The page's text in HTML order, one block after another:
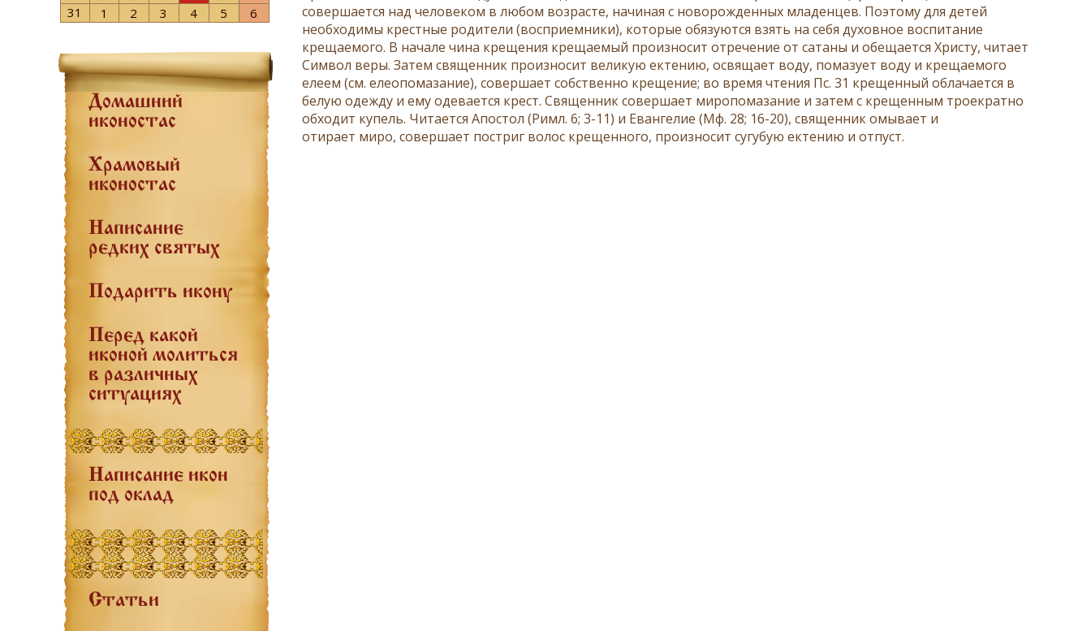
31
1 2 3 4 5 6
Домашний
иконостас
Храмовый
иконостас
Написание
редких святых
Подарить икону
Перед какой
иконой молиться
в различных
ситуациях
Написание икон
под оклад
Статьи
совершается над человеком в любом возрасте, начиная с новорожденных младенцев. Поэтому для детей
необходимы крестные родители (восприемники), которые обязуются взять на себя духовное воспитание
крещаемого. В начале чина крещения крещаемый произносит отречение от сатаны и обещается Христу, читает
Символ веры. Затем священник произносит великую ектению, освящает воду, помазует воду и крещаемого
елеем (см. елеопомазание), совершает собственно крещение; во время чтения Пс. 31 крещенный облачается в
белую одежду и ему одевается крест. Священник совершает миропомазание и затем с крещенным троекратно
обходит купель. Читается Апостол (Римл. 6; 3-11) и Евангелие (Мф. 28; 16-20), священник омывает и
отирает миро, совершает постриг волос крещенного, произносит сугубую ектению и отпуст.